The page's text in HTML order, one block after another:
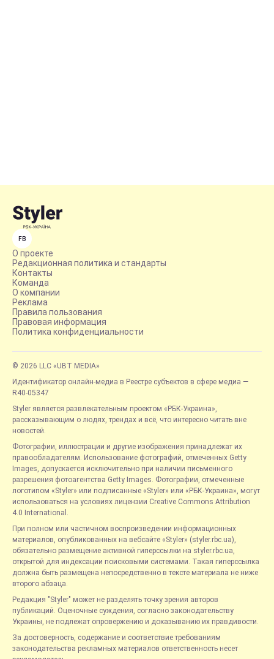
FB
О проекте
Редакционная политика и стандарты
Контакты
Команда
О компании
Реклама
Правила пользования
Правовая информация
Политика конфиденциальности
© 2026 LLC «UBT MEDIA»
Идентификатор онлайн-медиа в Реестре субъектов в сфере медиа —
R40-05347
Styler является развлекательным проектом «РБК-Украина»,
рассказывающим о людях, трендах и всё, что интересно читать вне
новостей.
Фотографии, иллюстрации и другие изображения принадлежат их
правообладателям. Использование фотографий, отмеченных Getty
Images, допускается исключительно при наличии письменного
разрешения фотоагентства Getty Images. Фотографии, отмеченные
логотипом «Styler» или подписанные «Styler» или «РБК-Украина», могут
использоваться на условиях лицензии Creative Commons Attribution
4.0 International.
При полном или частичном воспроизведении информационных
материалов, опубликованных на вебсайте «Styler» (styler.rbc.ua),
обязательно размещение активной гиперссылки на styler.rbc.ua,
открытой для индексации поисковыми системами. Такая гиперссылка
должна быть размещена непосредственно в тексте материала не ниже
второго абзаца.
Редакция "Styler" может не разделять точку зрения авторов
публикаций. Оценочные суждения, согласно законодательству
Украины, не подлежат опровержению и доказыванию их правдивости.
За достоверность, содержание и соответствие требованиям
законодательства рекламных материалов ответственность несет